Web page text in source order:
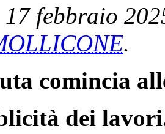
febbraio
.
comincia
dei